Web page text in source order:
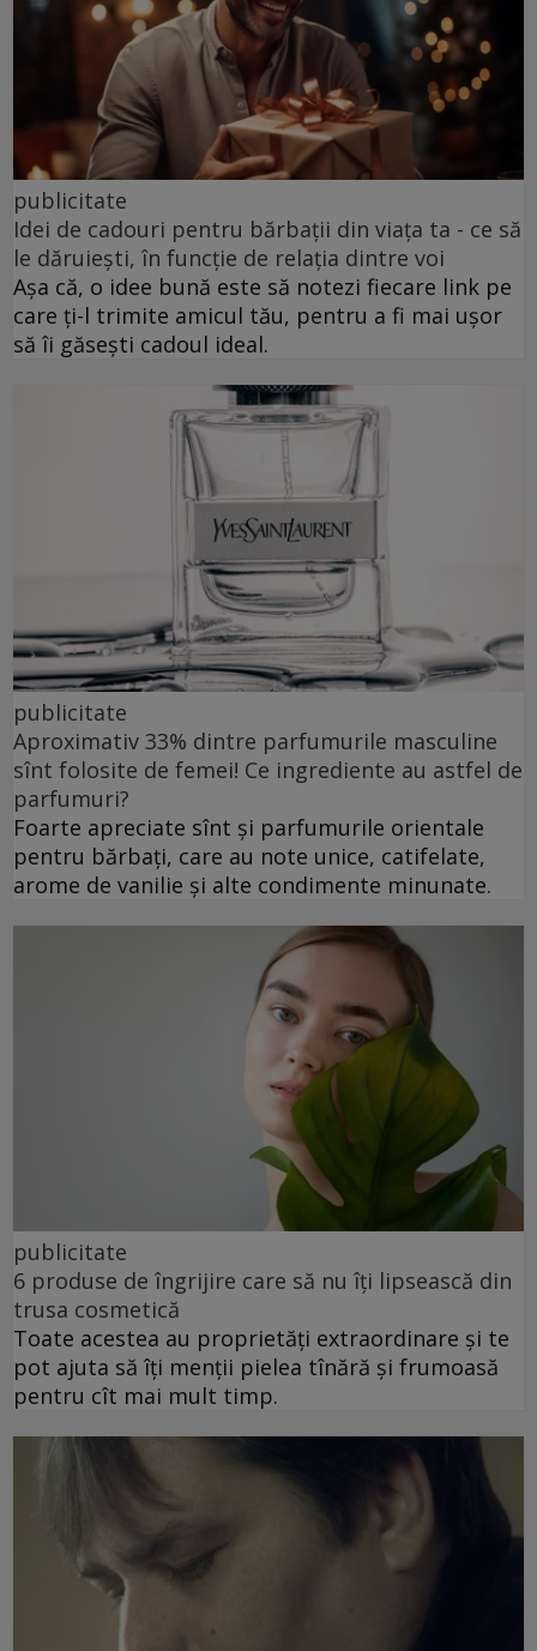
publicitate
Idei de cadouri pentru bărbații din viața ta - ce să
le dăruiești, în funcție de relația dintre voi
Așa că, o idee bună este să notezi fiecare link pe
care ți-l trimite amicul tău, pentru a fi mai ușor
să îi găsești cadoul ideal.
publicitate
Aproximativ 33% dintre parfumurile masculine
sînt folosite de femei! Ce ingrediente au astfel de
parfumuri?
Foarte apreciate sînt și parfumurile orientale
pentru bărbați, care au note unice, catifelate,
arome de vanilie și alte condimente minunate.
publicitate
6 produse de îngrijire care să nu îți lipsească din
trusa cosmetică
Toate acestea au proprietăți extraordinare și te
pot ajuta să îți menții pielea tînără și frumoasă
pentru cît mai mult timp.